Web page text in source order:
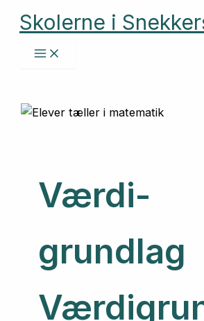
indholdet
Skolerne i
Værdi-
grundlag